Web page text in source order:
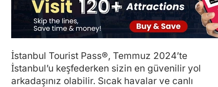
İstanbul Tourist Pass®, Temmuz 2024’te
İstanbul’u keşfederken sizin en güvenilir yol
arkadaşınız olabilir. Sıcak havalar ve canlı